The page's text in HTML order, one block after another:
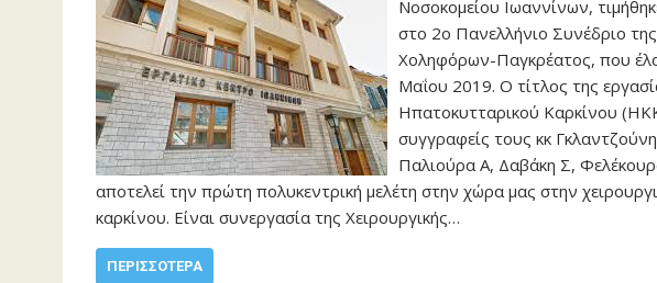
Νοσοκομείου Ιωαννίνων,
στο 2ο Πανελλήνιο Συνέδριο
Χοληφόρων-Παγκρέατος, που
Μαΐου 2019. Ο τίτλος της
Ηπατοκυτταρικού Καρκίνου
συγγραφείς τους κκ
Παλιούρα Α, Δαβάκη Σ,
αποτελεί την πρώτη πολυκεντρική μελέτη στην χώρα μας στην
καρκίνου. Είναι συνεργασία της Χειρουργικής…
ΠΕΡΙΣΣΌΤΕΡΑ